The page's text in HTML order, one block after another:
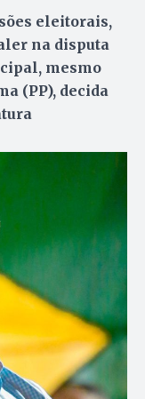
eleitorais,
na disputa
mesmo
(PP), decida